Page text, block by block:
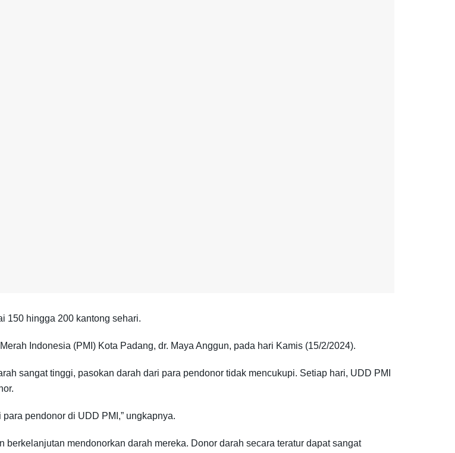
150 hingga 200 kantong sehari.
Indonesia (PMI) Kota Padang, dr. Maya Anggun, pada hari Kamis (15/2/2024).
sangat tinggi, pasokan darah dari para pendonor tidak mencukupi. Setiap hari, UDD PMI
pendonor di UDD PMI,” ungkapnya.
mendonorkan darah mereka. Donor darah secara teratur dapat sangat